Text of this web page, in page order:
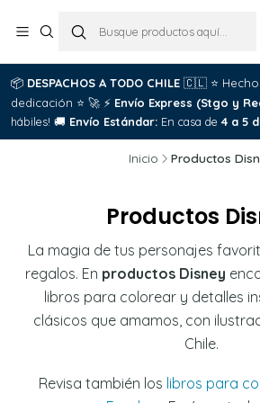
📦 DESPACHOS A TODO CHILE 🇨🇱 ⭐
dedicación ⭐ 🚀 ⚡ Envío Express (Stgo y
hábiles! 🚚 Envío Estándar: En casa de 4 a 5
Inicio Productos
Productos
La magia de tus personajes
regalos. En productos Disney
libros para colorear y detalles
clásicos que amamos, con
Chile.
Revisa también los libros para